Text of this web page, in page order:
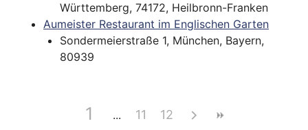
Württemberg, 74172, Heilbronn-Franken
Aumeister Restaurant im Englischen Garten
Sondermeierstraße 1, München, Bayern,
80939
1 11 12